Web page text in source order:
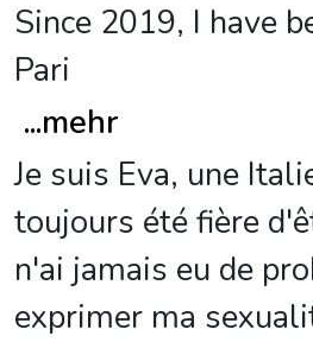
Since 2019, I have
Pari
...mehr
Je suis Eva, une
toujours été fière
n'ai jamais eu de
exprimer ma